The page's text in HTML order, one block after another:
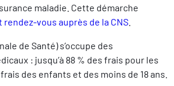
maladie. Cette démarche
rendez-vous auprès de la CNS
de Santé) s’occupe des
: jusqu’à 88 % des frais pour les
des enfants et des moins de 18 ans.